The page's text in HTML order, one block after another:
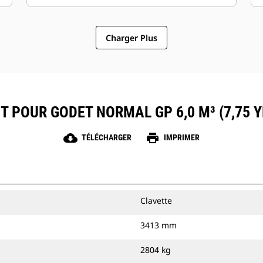
Charger Plus
POUR GODET NORMAL GP 6,0 M³ (7,75
cloud_download TÉLÉCHARGER print IMPRIMER
Clavette
3413 mm
2804 kg